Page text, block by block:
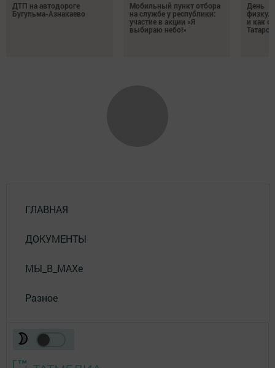
ДТП на автодороге
Бугульма-Азнакаево
Мобильный пункт отбора
на службе у республики:
участие в акции «Я
выбираю небо!»
День
и как
ГЛАВНАЯ
ДОКУМЕНТЫ
МЫ_В_MAXе
Разное